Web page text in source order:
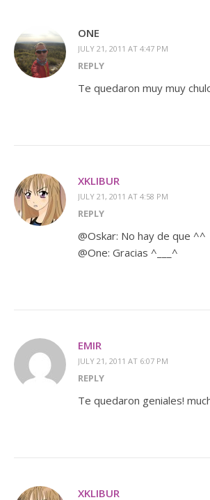
ONE
JULY 21, 2011 AT 4:47 PM
REPLY
Te quedaron muy muy
XKLIBUR
JULY 21, 2011 AT 4:58 PM
REPLY
@Oskar: No hay de que ^^
@One: Gracias ^___^
EMIR
JULY 21, 2011 AT 6:07 PM
REPLY
Te quedaron geniales!
XKLIBUR